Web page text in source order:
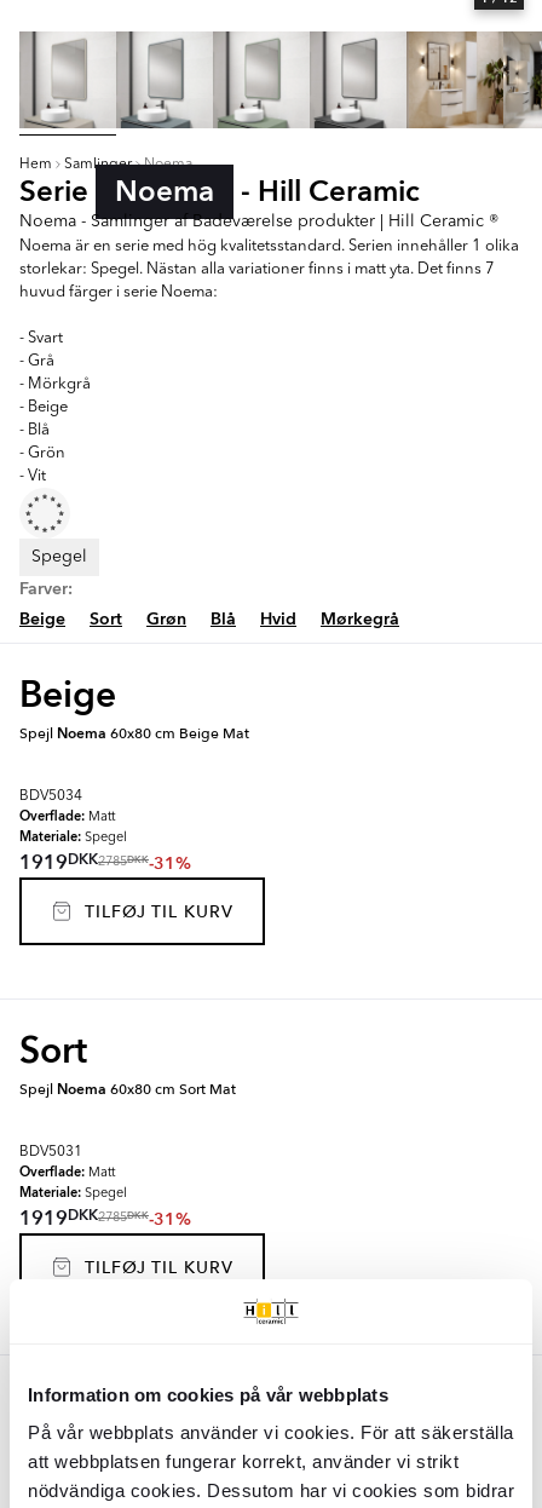
Information om cookies på vår webbplats
På vår webbplats använder vi cookies. För att säkerställa
att webbplatsen fungerar korrekt, använder vi strikt
nödvändiga cookies. Dessutom har vi cookies som bidrar
Hem Samlinger Noema
Serie Noema - Hill Ceramic
Noema - Samlinger af Badeværelse produkter | Hill Ceramic ®
Noema är en serie med hög kvalitetsstandard. Serien innehåller 1 olika
storlekar: Spegel. Nästan alla variationer finns i matt yta. Det finns 7
huvud färger i serie Noema:
- Svart
- Grå
- Mörkgrå
- Beige
- Blå
- Grön
- Vit
Spegel
Farver:
Beige
Sort Grøn Blå Hvid Mørkegrå
Beige
Spejl Noema 60x80 cm Beige Mat
BDV5034
Overflade: Matt
Materiale: Spegel
1919DKK2785DKK-31%
TILFØJ TIL KURV
Sort
Spejl Noema 60x80 cm Sort Mat
BDV5031
Overflade: Matt
Materiale: Spegel
1919DKK2785DKK-31%
TILFØJ TIL KURV
Grøn
Spejl Noema60x80 cm Oliven Mat